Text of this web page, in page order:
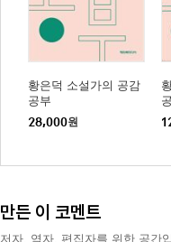
황은덕 소설가의 공감
공부
28,000원
만든 이 코멘트
저자, 역자, 편집자를 위한 공간